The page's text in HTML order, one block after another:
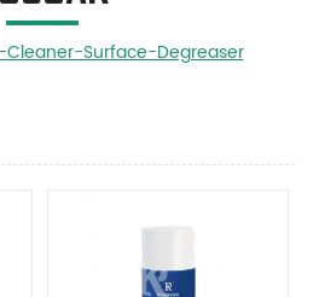
Cleaner-Surface-Degreaser